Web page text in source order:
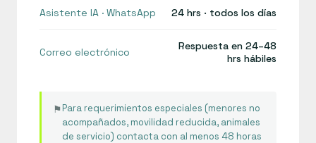
Asistente IA · WhatsApp 24 hrs · todos los días
Correo electrónico
Respuesta en 24–48
hrs hábiles
⚑Para requerimientos especiales (menores no
acompañados, movilidad reducida, animales
de servicio) contacta con al menos 48 horas